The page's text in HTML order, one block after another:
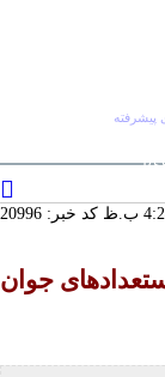
کد خبر: 20996
جوان